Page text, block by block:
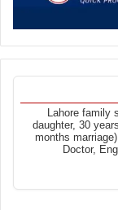
Lahore family
daughter, 30
months
Doctor,